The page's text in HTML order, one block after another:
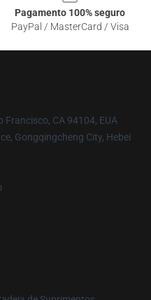
Pagamento 100% seguro
PayPal / MasterCard / Visa
Francisco, CA 94104, EUA
Gongqingcheng City, Hebei